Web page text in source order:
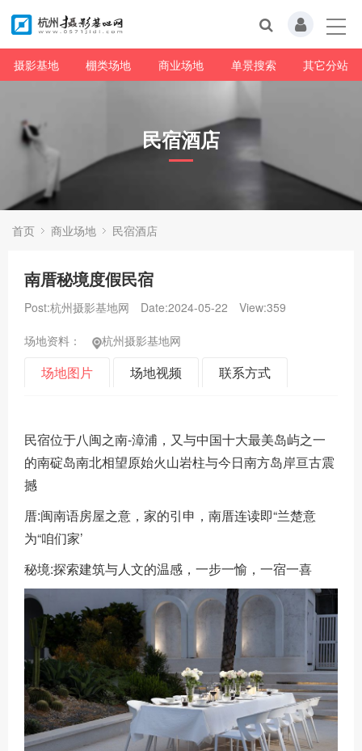
摄影基地 棚类场地 商业场地 单景搜索 其它分站
民宿酒店
首页 商业场地 民宿酒店
南厝秘境度假民宿
Post:杭州摄影基地网 Date:2024-05-22 View:359
场地资料： 杭州摄影基地网
场地图片 场地视频 联系方式
民宿位于八闽之南-漳浦，又与中国十大最美岛屿之一
的南碇岛南北相望原始火山岩柱与今日南方岛岸亘古震
撼
厝:闽南语房屋之意，家的引申，南厝连读即“兰楚意
为“咱们家’
秘境:探索建筑与人文的温感，一步一愉，一宿一喜